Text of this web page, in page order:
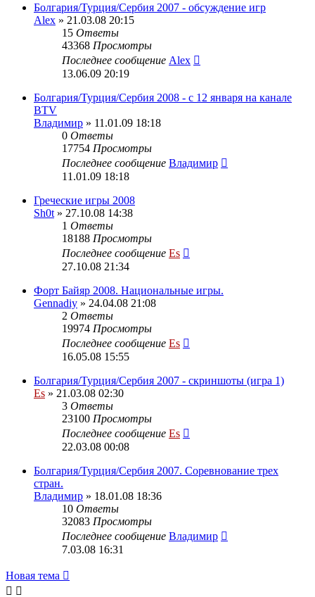
Болгария/Турция/Сербия 2007 - обсуждение игр
Alex » 21.03.08 20:15
15 Ответы
43368 Просмотры
Последнее сообщение Alex
13.06.09 20:19
Болгария/Турция/Сербия 2008 - c 12 января на канале
BTV
Владимир » 11.01.09 18:18
0 Ответы
17754 Просмотры
Последнее сообщение Владимир
11.01.09 18:18
Греческие игры 2008
Sh0t » 27.10.08 14:38
1 Ответы
18188 Просмотры
Последнее сообщение Es
27.10.08 21:34
Форт Байяр 2008. Национальные игры.
Gennadiy » 24.04.08 21:08
2 Ответы
19974 Просмотры
Последнее сообщение Es
16.05.08 15:55
Болгария/Турция/Сербия 2007 - скриншоты (игра 1)
Es » 21.03.08 02:30
3 Ответы
23100 Просмотры
Последнее сообщение Es
22.03.08 00:08
Болгария/Турция/Сербия 2007. Соревнование трех
стран.
Владимир » 18.01.08 18:36
10 Ответы
32083 Просмотры
Последнее сообщение Владимир
7.03.08 16:31
Новая тема